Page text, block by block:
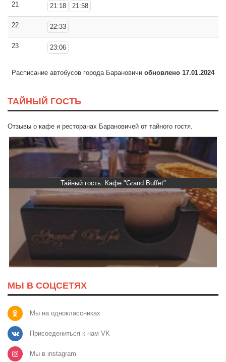
21 21:18 21:58
22 22:33
23 23:06
Расписание автобусов города Барановичи обновлено 17.01.2024
ТАЙНЫЙ ГОСТЬ
Отзывы о кафе и ресторанах Барановичей от тайного гостя.
Тайный гость: Кафе "Grand Buffet"
МЫ В СОЦСЕТЯХ
Мы на одноклассниках
Присоедениться к нам VK
Мы в instagram